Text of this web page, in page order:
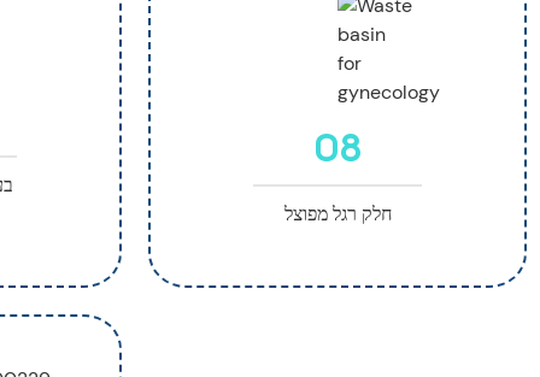
08
חלק רגל מפוצל